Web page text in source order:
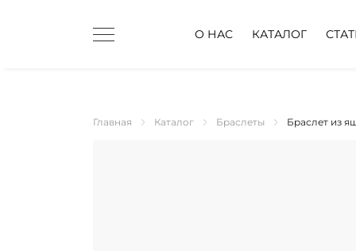
О НАС КАТАЛОГ
Главная Каталог Браслеты Браслет из